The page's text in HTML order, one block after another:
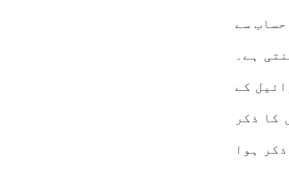
سے
ہے۔
کے
کا ذکر
ہوا